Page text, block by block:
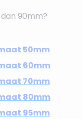
90mm?
50mm
60mm
70mm
80mm
95mm